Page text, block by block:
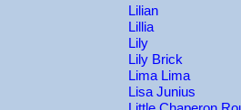
Lilian
Lillia
Lily
Lily Brick
Lima Lima
Lisa Junius